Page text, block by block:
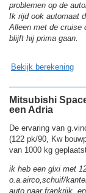
problemen op de
Ik rijd ook automaat
Alleen met de cruise
blijft hij prima gaan.
Bekijk berekening
Mitsubishi
een Adria
De ervaring van
(122 pk/90, Kw
van 1000 kg
ik heb een glxi met
o.a.airco,schuif/
auto naar frankrijk